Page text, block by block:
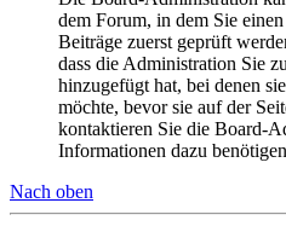
dem Forum, in dem Sie
Beiträge zuerst geprüft
dass die Administration Sie
hinzugefügt hat, bei denen
möchte, bevor sie auf der
kontaktieren Sie die Board-
Informationen dazu
Nach oben